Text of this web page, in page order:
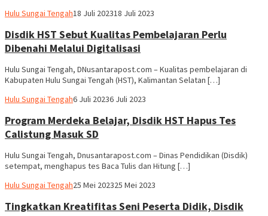
Hulu Sungai TengahHariadi
18 Juli 202318 Juli 2023
Disdik HST Sebut Kualitas Pembelajaran Perlu
Dibenahi Melalui Digitalisasi
Hulu Sungai Tengah, DNusantarapost.com – Kualitas pembelajaran di
Kabupaten Hulu Sungai Tengah (HST), Kalimantan Selatan […]
Hulu Sungai TengahHariadi
6 Juli 20236 Juli 2023
Program Merdeka Belajar, Disdik HST Hapus Tes
Calistung Masuk SD
Hulu Sungai Tengah, Dnusantarapost.com – Dinas Pendidikan (Disdik)
setempat, menghapus tes Baca Tulis dan Hitung […]
Hulu Sungai TengahHariadi
25 Mei 202325 Mei 2023
Tingkatkan Kreatifitas Seni Peserta Didik, Disdik